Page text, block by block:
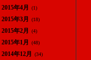
2015年4月 (1)
2015年3月 (18)
2015年2月 (4)
2015年1月 (48)
2014年12月 (34)